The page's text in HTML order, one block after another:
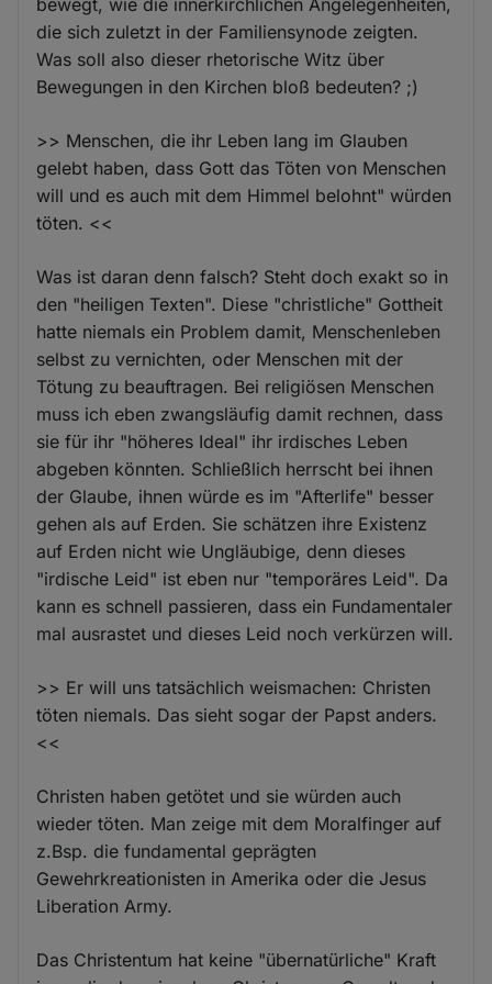
bewegt, wie die innerkirchlichen Angelegenheiten,
die sich zuletzt in der Familiensynode zeigten.
Was soll also dieser rhetorische Witz über
Bewegungen in den Kirchen bloß bedeuten? ;)
>> Menschen, die ihr Leben lang im Glauben
gelebt haben, dass Gott das Töten von Menschen
will und es auch mit dem Himmel belohnt" würden
töten. <<
Was ist daran denn falsch? Steht doch exakt so in
den "heiligen Texten". Diese "christliche" Gottheit
hatte niemals ein Problem damit, Menschenleben
selbst zu vernichten, oder Menschen mit der
Tötung zu beauftragen. Bei religiösen Menschen
muss ich eben zwangsläufig damit rechnen, dass
sie für ihr "höheres Ideal" ihr irdisches Leben
abgeben könnten. Schließlich herrscht bei ihnen
der Glaube, ihnen würde es im "Afterlife" besser
gehen als auf Erden. Sie schätzen ihre Existenz
auf Erden nicht wie Ungläubige, denn dieses
"irdische Leid" ist eben nur "temporäres Leid". Da
kann es schnell passieren, dass ein Fundamentaler
mal ausrastet und dieses Leid noch verkürzen will.
>> Er will uns tatsächlich weismachen: Christen
töten niemals. Das sieht sogar der Papst anders.
<<
Christen haben getötet und sie würden auch
wieder töten. Man zeige mit dem Moralfinger auf
z.Bsp. die fundamental geprägten
Gewehrkreationisten in Amerika oder die Jesus
Liberation Army.
Das Christentum hat keine "übernatürliche" Kraft